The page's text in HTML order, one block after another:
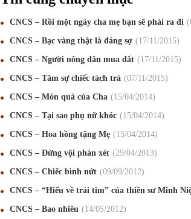
CNCS – Rồi một ngày cha mẹ bạn sẽ phải ra đi
CNCS – Bạc vàng thật là đáng sợ 17/11/2015
CNCS – Người nông dân mua đất 17/11/2015
CNCS – Tâm sự chiếc tách trà 07/11/2015
CNCS – Món quà của Cha 15/04/2014
CNCS – Tại sao phụ nữ khóc 15/04/2014
CNCS – Hoa hồng tặng Mẹ 15/04/2014
CNCS – Đừng vội phán xét 29/04/2013
CNCS – Chiếc bình nứt 09/09/2012
CNCS – “Hiểu về trái tim” của thiền sư Minh
CNCS – Bao nhiêu 14/05/2012